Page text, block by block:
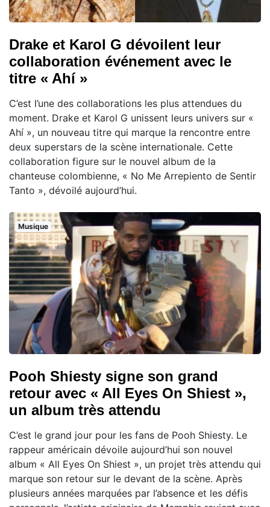
Drake et Karol G dévoilent leur
collaboration événement avec le
titre « Ahí »
C’est l’une des collaborations les plus attendues du
moment. Drake et Karol G unissent leurs univers sur «
Ahí », un nouveau titre qui marque la rencontre entre
deux superstars de la scène internationale. Cette
collaboration figure sur le nouvel album de la
chanteuse colombienne, « No Me Arrepiento de Sentir
Tanto », dévoilé aujourd’hui.
Musique
Pooh Shiesty signe son grand
retour avec « All Eyes On Shiest »,
un album très attendu
C’est le grand jour pour les fans de Pooh Shiesty. Le
rappeur américain dévoile aujourd’hui son nouvel
album « All Eyes On Shiest », un projet très attendu qui
marque son retour sur le devant de la scène. Après
plusieurs années marquées par l’absence et les défis